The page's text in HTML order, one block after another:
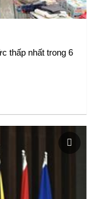
thấp nhất trong 6